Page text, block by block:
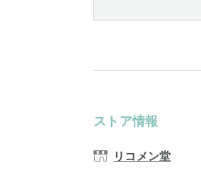
ストア情報
リコメン堂